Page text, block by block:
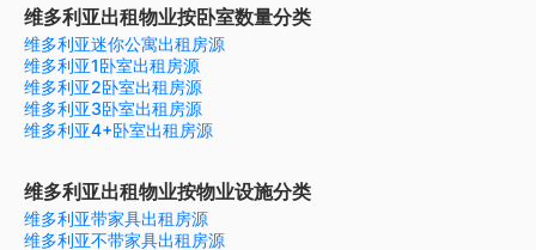
维多利亚出租物业按卧室数量分类
维多利亚迷你公寓出租房源
维多利亚1卧室出租房源
维多利亚2卧室出租房源
维多利亚3卧室出租房源
维多利亚4+卧室出租房源
维多利亚出租物业按物业设施分类
维多利亚带家具出租房源
维多利亚不带家具出租房源